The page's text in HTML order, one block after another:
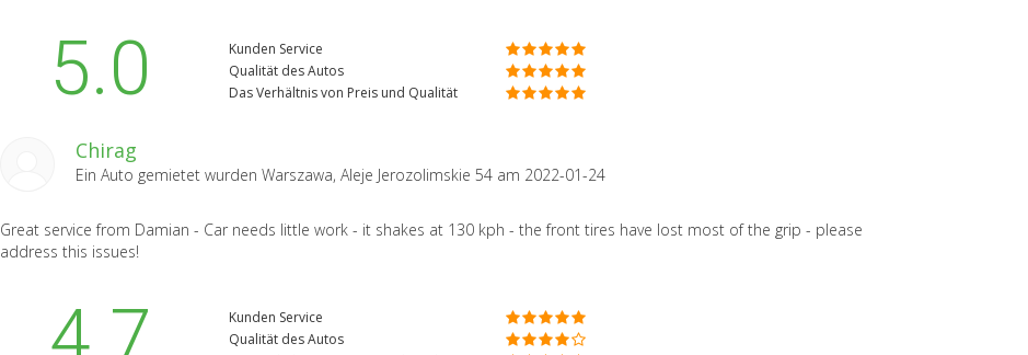
5.0
Kunden Service
Qualität des Autos
Das Verhältnis von Preis und Qualität
Chirag
Ein Auto gemietet wurden Warszawa, Aleje Jerozolimskie 54 am 2022-01-24
Great service from Damian - Car needs little work - it shakes at 130 kph - the front tires have lost most of the grip - please
address this issues!
Kunden Service
Qualität des Autos